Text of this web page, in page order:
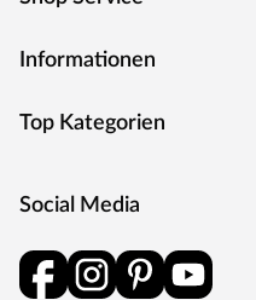
Informationen
Top Kategorien
Social Media